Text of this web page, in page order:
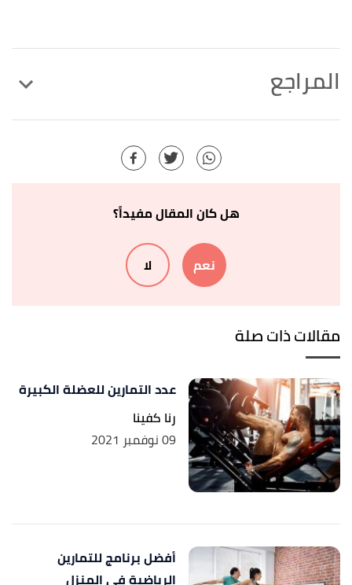
المراجع
burn-100-calories", caloriesecrets
Daniel Bubnis (9/11/20218),"Which muscles do
5/9/2021. Edited.
Heather Black (1/6/2021),"how-to-do-more-
Edited.
أ
Muscles Do Pushups Work?",healthline, Retrieved
5/9/2021. Edited.
هل كان المقال مفيداً؟
نعم لا
مقالات ذات صلة
عدد التمارين للعضلة الكبيرة
رنا كفينا
09 نوفمبر 2021
أفضل برنامج للتمارين
الرياضية في المنزل